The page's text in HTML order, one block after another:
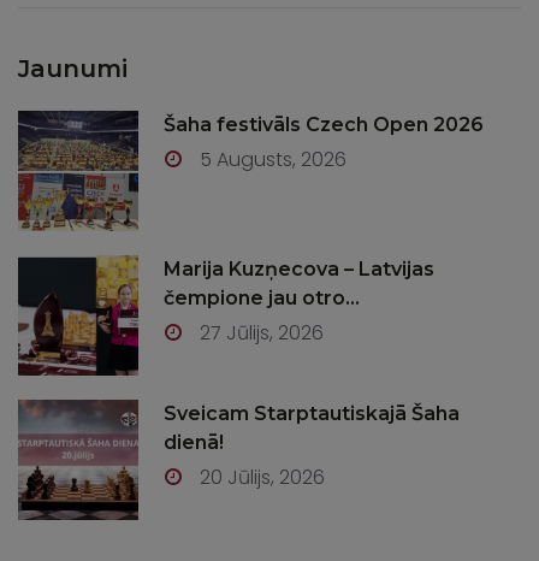
Jaunumi
Šaha festivāls Czech Open 2026
5 Augusts, 2026
Marija Kuzņecova – Latvijas
čempione jau otro...
27 Jūlijs, 2026
Sveicam Starptautiskajā Šaha
dienā!
20 Jūlijs, 2026